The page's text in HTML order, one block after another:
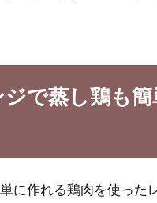
ジで蒸し鶏も
に作れる鶏肉を使った